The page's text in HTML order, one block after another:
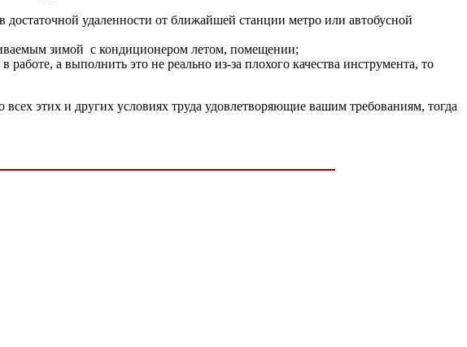
удаленности от ближайшей станции метро или автобусной
зимой с кондиционером летом, помещении;
а выполнить это не реально из-за плохого качества инструмента, то
этих и других условиях труда удовлетворяющие вашим требованиям, тогда